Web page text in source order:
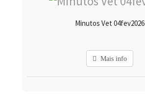
Minutos Vet 04fev2026
Mais info